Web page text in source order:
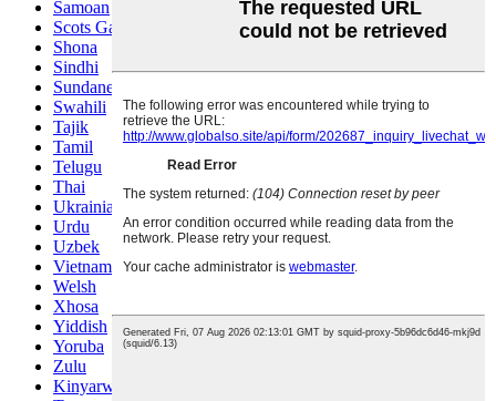
Samoan
Scots Gaelic
Shona
Sindhi
Sundanese
Swahili
Tajik
Tamil
Telugu
Thai
Ukrainian
Urdu
Uzbek
Vietnamese
Welsh
Xhosa
Yiddish
Yoruba
Zulu
Kinyarwanda